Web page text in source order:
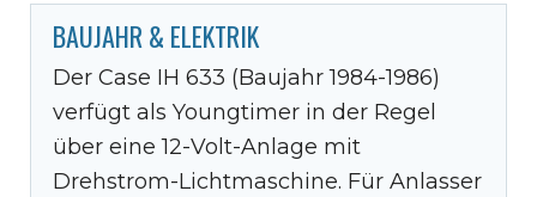
BAUJAHR & ELEKTRIK
Der Case IH 633 (Baujahr 1984-1986)
verfügt als Youngtimer in der Regel
über eine 12-Volt-Anlage mit
Drehstrom-Lichtmaschine. Für Anlasser